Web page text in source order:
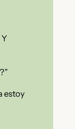
estoy